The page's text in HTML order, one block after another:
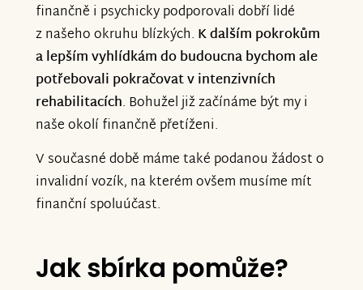
finančně i psychicky podporovali dobří lidé
z našeho okruhu blízkých. K dalším pokrokům
a lepším vyhlídkám do budoucna bychom ale
potřebovali pokračovat v intenzivních
rehabilitacích. Bohužel již začínáme být my i
naše okolí finančně přetíženi.
V současné době máme také podanou žádost o
invalidní vozík, na kterém ovšem musíme mít
finanční spoluúčast.
Jak sbírka pomůže?